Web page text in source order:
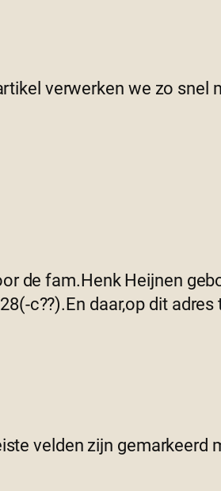
verwerken we zo
de fam.Henk Heijnen
c??).En daar,op dit
velden zijn gemarkeerd